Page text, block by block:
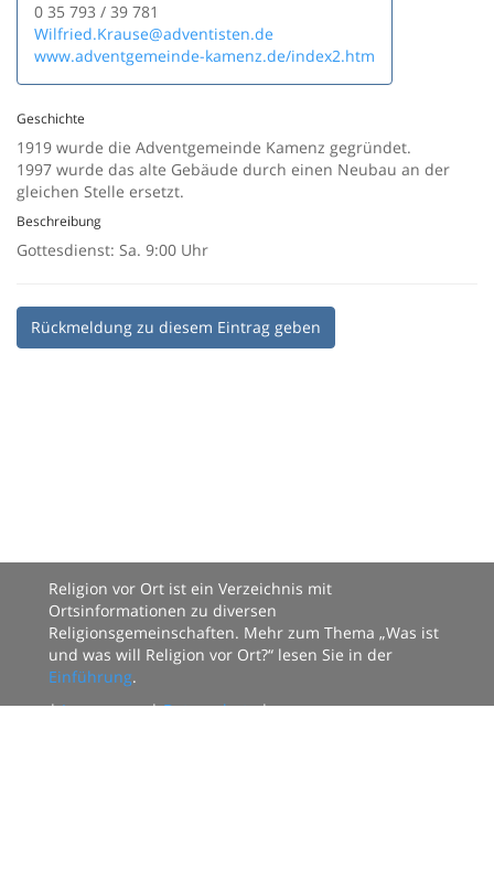
0 35 793 / 39 781
Wilfried.Krause@adventisten.de
www.adventgemeinde-kamenz.de/index2.htm
Geschichte
1919 wurde die Adventgemeinde Kamenz gegründet.
1997 wurde das alte Gebäude durch einen Neubau an der
gleichen Stelle ersetzt.
Beschreibung
Gottesdienst: Sa. 9:00 Uhr
Rückmeldung zu diesem Eintrag geben
Religion vor Ort ist ein Verzeichnis mit
Ortsinformationen zu diversen
Religionsgemeinschaften. Mehr zum Thema „Was ist
und was will Religion vor Ort?“ lesen Sie in der
Einführung.
|Impressum|Datenschutz|